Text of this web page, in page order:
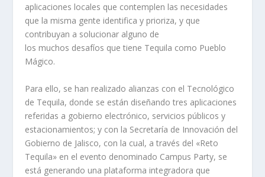
aplicaciones locales que contemplen las necesidades
que la misma gente identifica y prioriza, y que
contribuyan a solucionar alguno de
los muchos desafíos que tiene Tequila como Pueblo
Mágico.
Para ello, se han realizado alianzas con el Tecnológico
de Tequila, donde se están diseñando tres aplicaciones
referidas a gobierno electrónico, servicios públicos y
estacionamientos; y con la Secretaría de Innovación del
Gobierno de Jalisco, con la cual, a través del «Reto
Tequila» en el evento denominado Campus Party, se
está generando una plataforma integradora que